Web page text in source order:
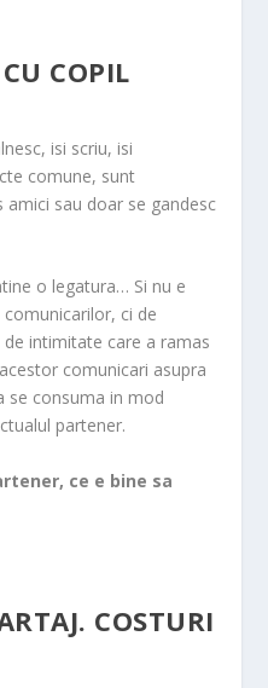
COPIL
isi scriu, isi
comune, sunt
sau doar se gandesc
o legatura… Si nu e
ci de
intimitate care a ramas
comunicari asupra
se consuma in mod
partener.
ce e bine sa
COSTURI